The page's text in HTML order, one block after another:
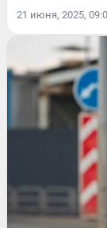
21 июня, 2025,